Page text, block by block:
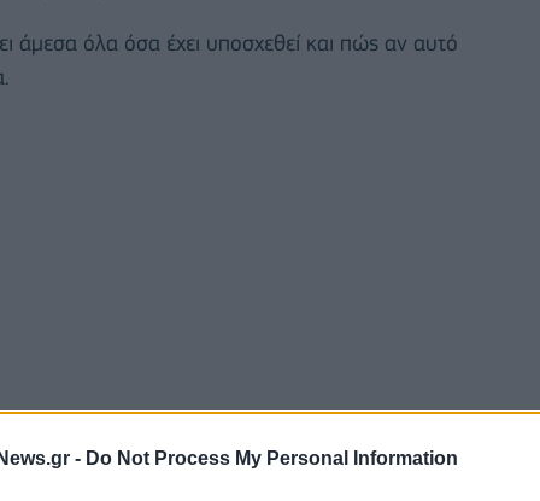
- Do Not Process My Personal Information
άμεσα όλα όσα έχει υποσχεθεί και πώς αν αυτό